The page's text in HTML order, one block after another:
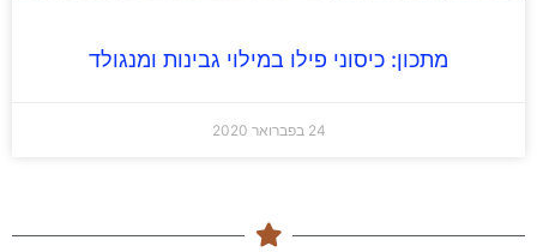
מתכון: כיסוני פילו במילוי גבינות ומנגולד